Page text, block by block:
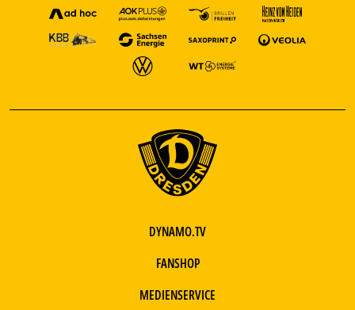
DYNAMO.TV
FANSHOP
MEDIENSERVICE